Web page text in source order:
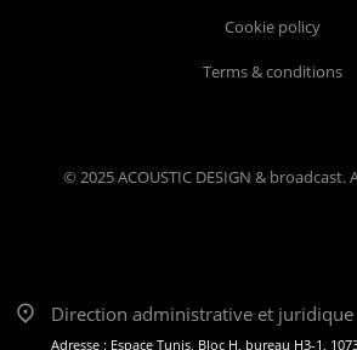
© 2025 ACOUSTIC DESIGN & broadcast.
Cookie policy
Terms & conditions
Direction administrative et juridique
Adresse : Espace Tunis, Bloc H, bureau H3-1,